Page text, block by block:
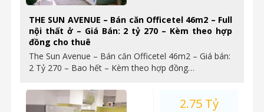
THE SUN AVENUE – Bán căn Officetel 46m2 – Full
nội thất ở – Giá Bán: 2 tỷ 270 – Kèm theo hợp
đồng cho thuê
The Sun Avenue – Bán căn Officetel 46m2 – Giá bán:
2 Tỷ 270 – Bao hết – Kèm theo hợp đồng…
2.75 Tỷ